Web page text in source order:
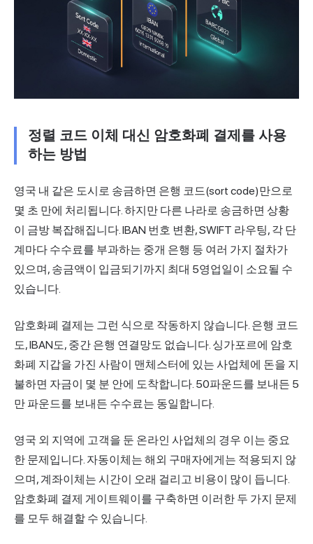
정렬 코드 이체 대신 암호화폐 결제를 사용
하는 방법
영국 내 같은 도시로 송금하면 은행 코드(sort code)만으로
몇 초 만에 처리됩니다. 하지만 다른 나라로 송금하면 상황
이 금방 복잡해집니다. IBAN 번호 변환, SWIFT 라우팅, 각 단
계마다 수수료를 부과하는 중개 은행 등 여러 가지 절차가
있으며, 송금액이 입금되기까지 최대 5영업일이 소요될 수
있습니다.
암호화폐 결제는 그런 식으로 작동하지 않습니다. 은행 코드
도, IBAN도, 중간 은행 연결망도 없습니다. 싱가포르에 암호
화폐 지갑을 가진 사람이 맨체스터에 있는 사업체에 돈을 지
불하면 자금이 몇 분 안에 도착합니다. 50파운드를 보내든 5
만 파운드를 보내든 수수료는 동일합니다.
영국 외 지역에 고객을 둔 온라인 사업체의 경우 이는 중요
한 문제입니다. 자동이체는 해외 구매자에게는 적용되지 않
으며, 계좌이체는 시간이 오래 걸리고 비용이 많이 듭니다.
암호화폐 결제 게이트웨이를 구축하면 이러한 두 가지 문제
를 모두 해결할 수 있습니다.